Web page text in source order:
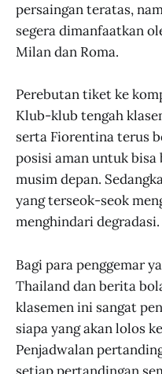
persaingan teratas,
segera dimanfaatkan
Milan dan Roma.
Perebutan tiket ke
Klub-klub tengah
serta Fiorentina terus
posisi aman untuk bisa
musim depan.
yang terseok-seok
menghindari degradasi.
Bagi para penggemar
Thailand dan berita
klasemen ini sangat
siapa yang akan lolos
Penjadwalan
setiap pertandingan